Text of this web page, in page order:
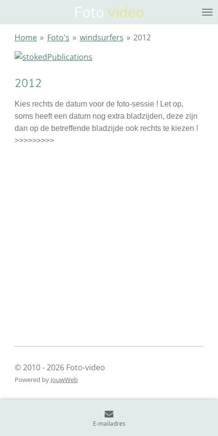
naar
hoofdinhoud
Foto video
Home » Foto's » windsurfers » 2012
2012
Kies rechts de datum voor de foto-sessie ! Let op,
soms heeft een datum nog extra bladzijden, deze zijn
dan op de betreffende bladzijde ook rechts te kiezen !
>>>>>>>>>
© 2010 - 2026 Foto-video
Powered by JouwWeb
E-mailadres